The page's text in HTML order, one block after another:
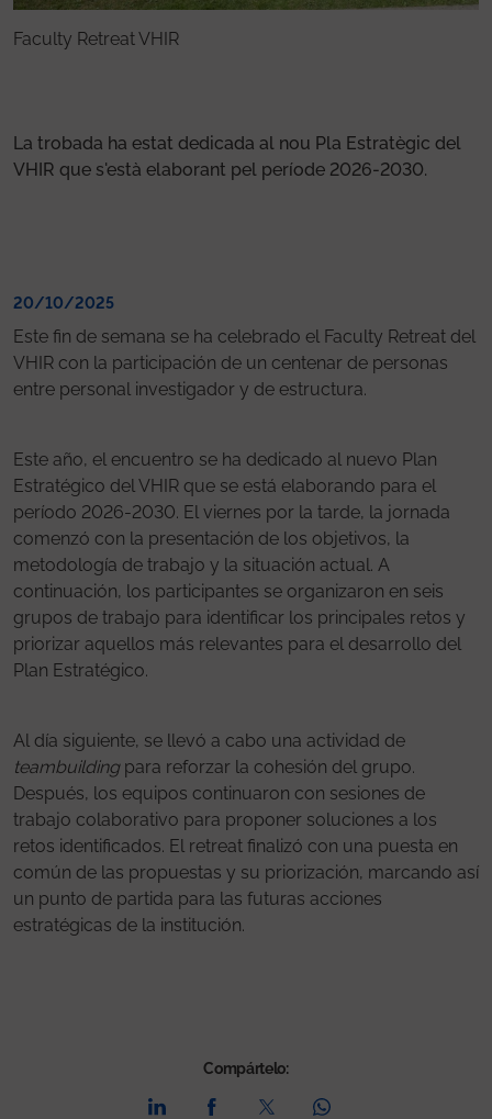
Faculty Retreat VHIR
La trobada ha estat dedicada al nou Pla Estratègic del
VHIR que s'està elaborant pel període 2026-2030.
20/10/2025
Este fin de semana se ha celebrado el Faculty Retreat del
VHIR con la participación de un centenar de personas
entre personal investigador y de estructura.
Este año, el encuentro se ha dedicado al nuevo Plan
Estratégico del VHIR que se está elaborando para el
período 2026-2030. El viernes por la tarde, la jornada
comenzó con la presentación de los objetivos, la
metodología de trabajo y la situación actual. A
continuación, los participantes se organizaron en seis
grupos de trabajo para identificar los principales retos y
priorizar aquellos más relevantes para el desarrollo del
Plan Estratégico.
Al día siguiente, se llevó a cabo una actividad de
teambuildingpara reforzar la cohesión del grupo.
Después, los equipos continuaron con sesiones de
trabajo colaborativo para proponer soluciones a los
retos identificados. El retreat finalizó con una puesta en
común de las propuestas y su priorización, marcando así
un punto de partida para las futuras acciones
estratégicas de la institución.
Compártelo: